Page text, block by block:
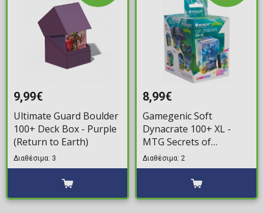
9,99€
Ultimate Guard Boulder
100+ Deck Box - Purple
(Return to Earth)
Διαθέσιμα: 3
8,99€
Gamegenic Soft
Dynacrate 100+ XL -
MTG Secrets of
Strixhaven: Moment of
Reckoning
Διαθέσιμα: 2